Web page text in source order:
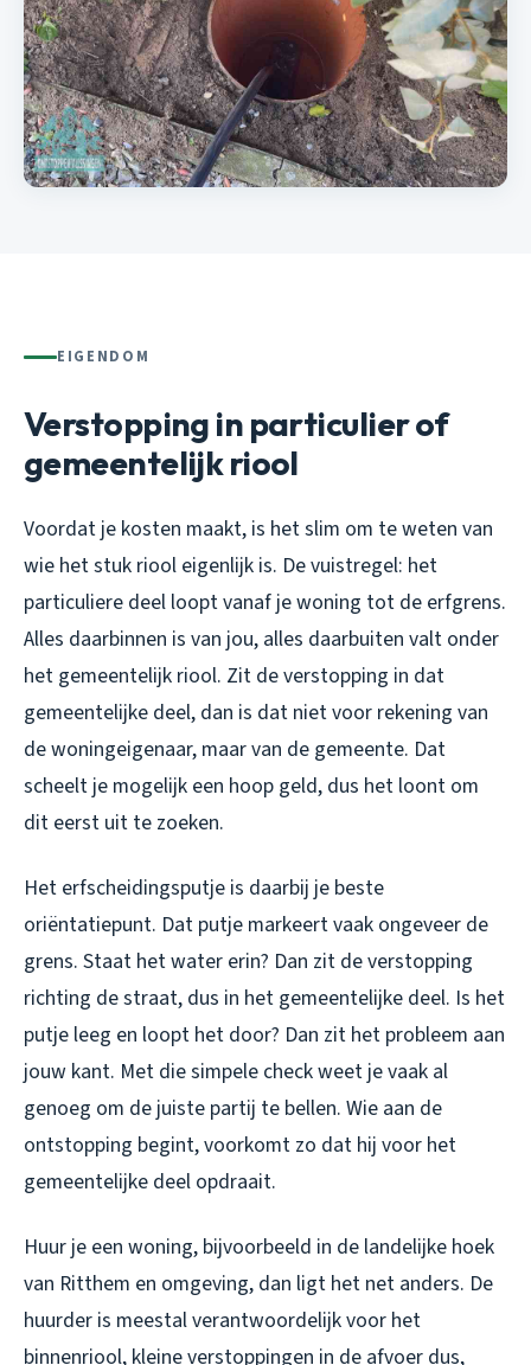
EIGENDOM
Verstopping in particulier of
gemeentelijk riool
Voordat je kosten maakt, is het slim om te weten van
wie het stuk riool eigenlijk is. De vuistregel: het
particuliere deel loopt vanaf je woning tot de erfgrens.
Alles daarbinnen is van jou, alles daarbuiten valt onder
het gemeentelijk riool. Zit de verstopping in dat
gemeentelijke deel, dan is dat niet voor rekening van
de woningeigenaar, maar van de gemeente. Dat
scheelt je mogelijk een hoop geld, dus het loont om
dit eerst uit te zoeken.
Het erfscheidingsputje is daarbij je beste
oriëntatiepunt. Dat putje markeert vaak ongeveer de
grens. Staat het water erin? Dan zit de verstopping
richting de straat, dus in het gemeentelijke deel. Is het
putje leeg en loopt het door? Dan zit het probleem aan
jouw kant. Met die simpele check weet je vaak al
genoeg om de juiste partij te bellen. Wie aan de
ontstopping begint, voorkomt zo dat hij voor het
gemeentelijke deel opdraait.
Huur je een woning, bijvoorbeeld in de landelijke hoek
van Ritthem en omgeving, dan ligt het net anders. De
huurder is meestal verantwoordelijk voor het
binnenriool, kleine verstoppingen in de afvoer dus,